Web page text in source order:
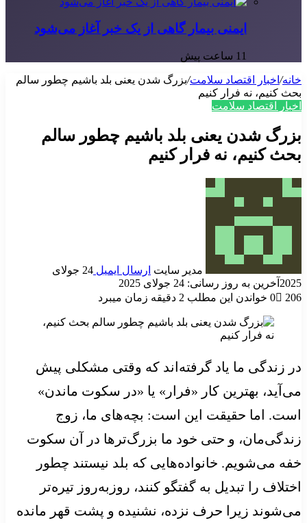
ایمنی بیمار گاهی از یک خبر آغاز می‌شود
11 ساعت پیش
خانه/ اخبار اقتصاد سلامت/بزرگ شدن یعنی بلد باشیم چطور سالم
بحث کنیم، نه فرار کنیم
اخبار اقتصاد سلامت
بزرگ شدن یعنی بلد باشیم چطور سالم
بحث کنیم، نه فرار کنیم
مدیر سایت ارسال ایمیل
24 جولای
2025 آخرین به روز رسانی: 24 جولای 2025
0
206 خواندن این مطلب 2 دقیقه زمان میبرد
در زندگی‌ ما یاد گرفته‌اند که وقتی مشکلی پیش
می‌آید، بهترین کار «فرار» یا «در سکوت ماندن»
است. اما حقیقت این است: بچه‌های ما، زوج‌
زندگی‌مان، و حتی خود ما بزرگ‌ترها در آن سکوت
خفه می‌شویم. خانواده‌هایی که بلد نیستند چطور
اختلاف را تبدیل به گفتگو کنند، روزبه‌روز تیره‌تر
می‌شوند زیرا حرف نزده، نشنیده و پشت قهر مانده